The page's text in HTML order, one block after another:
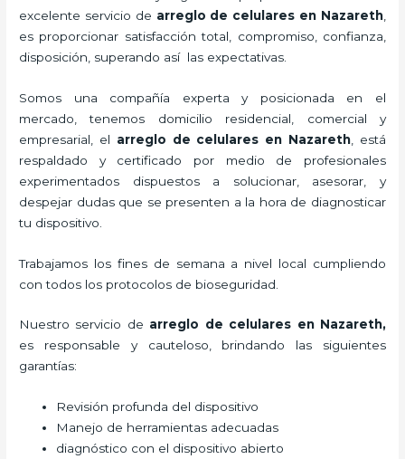
excelente servicio de arreglo de celulares en Nazareth,
es proporcionar satisfacción total, compromiso, confianza,
disposición, superando así las expectativas.
Somos una compañía experta y posicionada en el
mercado, tenemos domicilio residencial, comercial y
empresarial, el arreglo de celulares en Nazareth , está
respaldado y certificado por medio de profesionales
experimentados dispuestos a solucionar, asesorar, y
despejar dudas que se presenten a la hora de diagnosticar
tu dispositivo.
Trabajamos los fines de semana a nivel local cumpliendo
con todos los protocolos de bioseguridad.
Nuestro servicio de arreglo de celulares en Nazareth,
es responsable y cauteloso, brindando las siguientes
garantías:
Revisión profunda del dispositivo
Manejo de herramientas adecuadas
diagnóstico con el dispositivo abierto